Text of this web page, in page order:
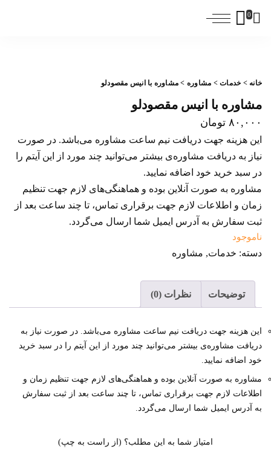
0
خانه > خدمات> مشاوره > مشاوره با انیس مقصودلو
مشاوره با انیس مقصودلو
۸۰,۰۰۰ تومان
این هزینه جهت دریافت نیم ساعت مشاوره می‌باشد. در صورت
نیاز به دریافت مشاوره‌ی بیشتر می‌توانید چند مورد از این آیتم را
در سبد خرید خود اضافه نمایید.
مشاوره به صورت آنلاین بوده و هماهنگی‌های لازم جهت تنظیم
زمان و اطلاعات لازم جهت برقراری تماس، تا چند ساعت بعد از
ثبت سفارش به آدرس ایمیل شما ارسال می‌گردد.
ناموجود
دسته: خدمات, مشاوره
توضیحات نظرات (0)
این هزینه جهت دریافت نیم ساعت مشاوره می‌باشد. در صورت نیاز به
دریافت مشاوره‌ی بیشتر می‌توانید چند مورد از این آیتم را در سبد خرید
خود اضافه نمایید.
مشاوره به صورت آنلاین بوده و هماهنگی‌های لازم جهت تنظیم زمان و
اطلاعات لازم جهت برقراری تماس، تا چند ساعت بعد از ثبت سفارش
به آدرس ایمیل شما ارسال می‌گردد.
امتیاز شما به این مطلب؟ (از راست به چپ)